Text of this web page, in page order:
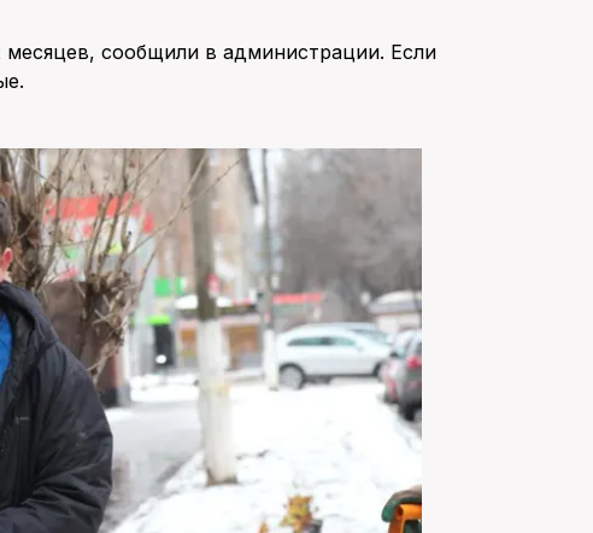
месяцев, сообщили в администрации. Если